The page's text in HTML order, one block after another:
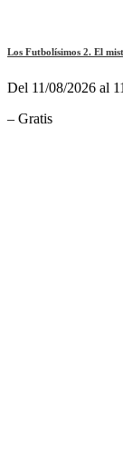
Los Futbolísimos 2. El
Del 11/08/2026 al
– Gratis